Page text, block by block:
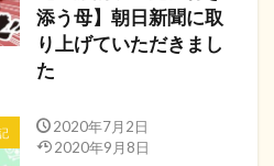
添う母】朝日新聞に取
り上げていただきまし
た
2020年7月2日
2020年9月8日